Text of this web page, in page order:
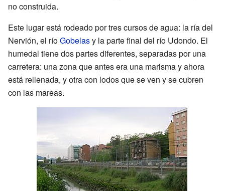
no construida.
Este lugar está rodeado por tres cursos de agua: la ría del
Nervión, el ríoGobelasy la parte final del río Udondo. El
humedal tiene dos partes diferentes, separadas por una
carretera: una zona que antes era una marisma y ahora
está rellenada, y otra con lodos que se ven y se cubren
con las mareas.